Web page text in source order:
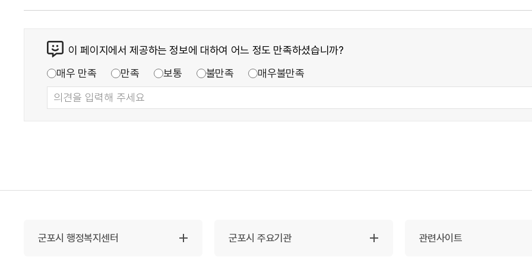
이 페이지에서 제공하는 정보에 대하여 어느 정도 만족하셨습니까?
매우 만족
만족 보통 불만족 매우불만족
군포시 행정복지센터 군포시 주요기관 관련사이트